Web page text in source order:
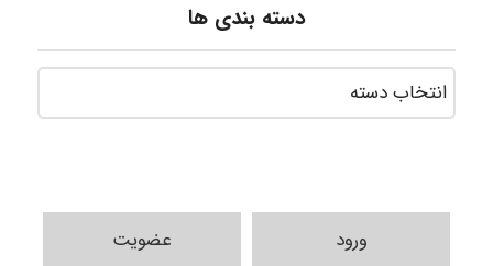
دسته بندی ها
ورود عضویت